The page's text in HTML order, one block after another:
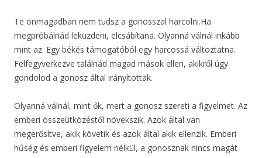
Te önmagadban nem tudsz a gonosszal harcolni.Ha
megpróbálnád leküzdeni, elcsábítana. Olyanná válnál inkább
mint az. Egy békés támogatóból egy harcossá változtatna.
Felfegyverkezve találnád magad mások ellen, akikről úgy
gondolod a gonosz által irányítottak.
Olyanná válnál, mint ők, mert a gonosz szereti a figyelmet. Az
emberi összeütközéstől növekszik. Azok által van
megerősítve, akik követik és azok által akik ellenzik. Emberi
hűség és emberi figyelem nélkül, a gonosznak nincs magát